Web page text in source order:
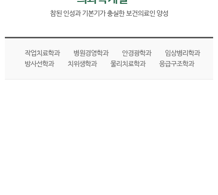
참된 인성과 기본기가 충실한 보건의료인 양성
작업치료학과 병원경영학과 안경광학과
임상병리학과
방사선학과
치위생학과 물리치료학과 응급구조학과